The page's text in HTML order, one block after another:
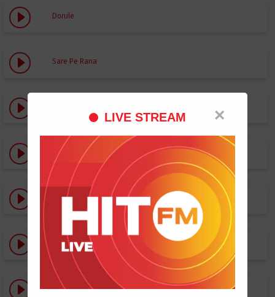
×
LIVE STREAM
Dorule
Sare Pe Rana
Ba ba ba (Inima mea bate)
Ba ba ba (Alex Ercan Remix)
N-avem timp (RL White Remix)
Neiubita Ta